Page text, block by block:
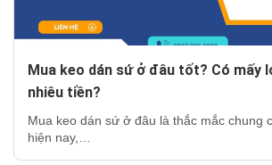
Mua keo dán sứ ở đâu tốt? Có mấy
nhiêu tiền?
Mua keo dán sứ ở đâu là thắc mắc chung
hiện nay,…